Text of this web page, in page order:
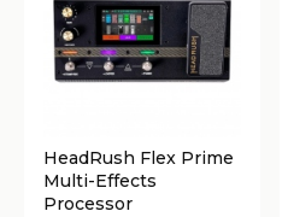
HeadRush Flex Prime
Multi-Effects
Processor